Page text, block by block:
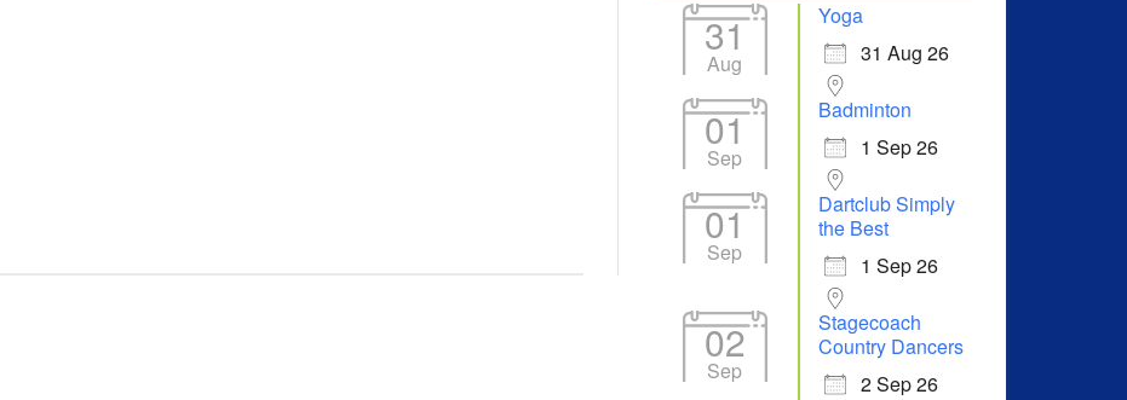
31
Aug
Yoga
31 Aug 26
01
Sep
Badminton
1 Sep 26
01
Sep
Dartclub Simply
the Best
1 Sep 26
02
Sep
Stagecoach
Country Dancers
2 Sep 26